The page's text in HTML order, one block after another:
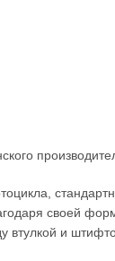
своей
втулкой и